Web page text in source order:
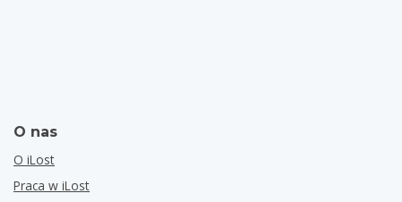
O nas
O iLost
Praca w iLost